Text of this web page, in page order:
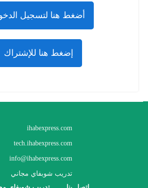
أضغط هنا لتسجيل
إضغط هنا للإشتراك
ihabexpress.com
tech.ihabexpress.com
info@ihabexpress.com
تدريب شوبفاي مجاني